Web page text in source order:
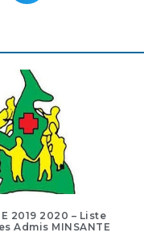
2019 2020 – Liste
Admis MINSANTE